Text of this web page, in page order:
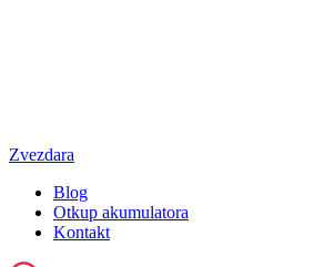
Zvezdara
Blog
Otkup akumulatora
Kontakt